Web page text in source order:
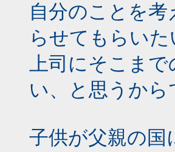
自分のことを
らせてもらい
上司にそこま
い、と思うから
子供が父親の